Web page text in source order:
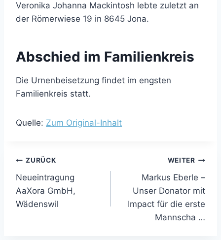
Veronika Johanna Mackintosh lebte zuletzt an
der Römerwiese 19 in 8645 Jona.
Abschied im Familienkreis
Die Urnenbeisetzung findet im engsten
Familienkreis statt.
Quelle: Zum Original-Inhalt
Beitragsnavigation
ZURÜCK
Neueintragung
AaXora GmbH,
Wädenswil
WEITER
Markus Eberle –
Unser Donator mit
Impact für die erste
Mannscha …